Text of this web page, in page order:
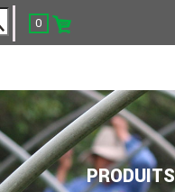
0
PRODUITS